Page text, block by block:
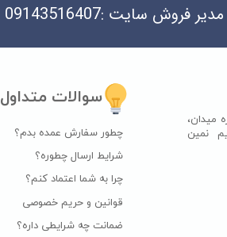
میدان،
نمین
سوالات متداول
چطور سفارش عمده بدم؟
شرایط ارسال چطوره؟
چرا به شما اعتماد کنم؟
قوانین و حریم خصوصی
ضمانت چه شرایطی داره؟
مدیر فروش سایت :09143516407